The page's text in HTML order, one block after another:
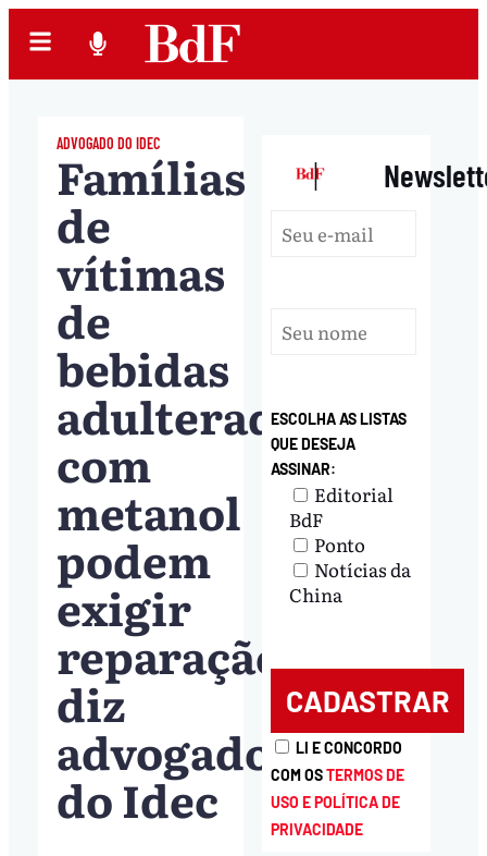
ADVOGADO DO IDEC
Famílias
de
vítimas
de
bebidas
adulteradas
com
metanol
podem
exigir
reparação,
diz
advogado
do Idec
|
ESCOLHA AS LISTAS
QUE DESEJA
ASSINAR:
Editorial
BdF
Ponto
Notícias da
China
LI E CONCORDO
COM OSTERMOS DE
USO E POLÍTICA DE
PRIVACIDADE